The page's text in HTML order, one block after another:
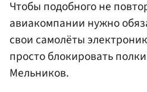
Чтобы подобного не
авиакомпании нужно
свои самолёты
просто блокировать
Мельников.